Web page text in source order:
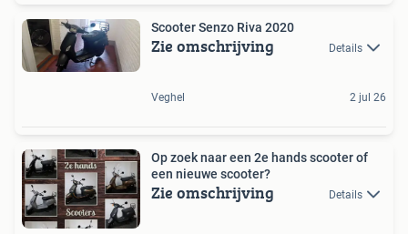
Scooter Senzo Riva 2020
Zie omschrijving Details
Veghel 2 jul 26
Op zoek naar een 2e hands scooter of
een nieuwe scooter?
Zie omschrijving Details